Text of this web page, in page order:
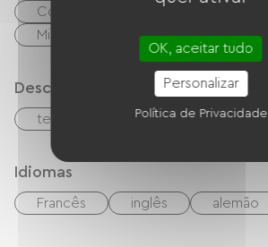
Cozinha
Micro-ondas
Quatro
Descrição
terreno privado fechado
Idiomas
Francês inglês alemão
OK, aceitar tudo
Personalizar
Política de Privacidade